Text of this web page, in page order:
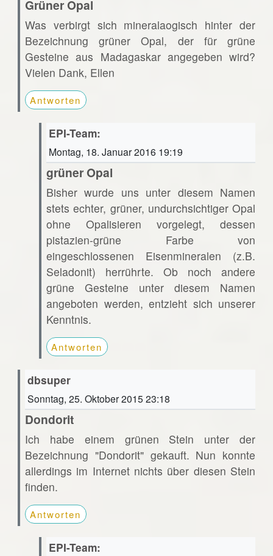
Grüner Opal
Was verbirgt sich mineralaogisch hinter der
Bezeichnung grüner Opal, der für grüne
Gesteine aus Madagaskar angegeben wird?
Vielen Dank, Ellen
Antworten
EPI-Team:
Montag, 18. Januar 2016 19:19
grüner Opal
Bisher wurde uns unter diesem Namen
stets echter, grüner, undurchsichtiger Opal
ohne Opalisieren vorgelegt, dessen
pistazien-grüne Farbe von
eingeschlossenen Eisenmineralen (z.B.
Seladonit) herrührte. Ob noch andere
grüne Gesteine unter diesem Namen
angeboten werden, entzieht sich unserer
Kenntnis.
Antworten
dbsuper
Sonntag, 25. Oktober 2015 23:18
Dondorit
Ich habe einem grünen Stein unter der
Bezeichnung "Dondorit" gekauft. Nun konnte
allerdings im Internet nichts über diesen Stein
finden.
Antworten
EPI-Team: